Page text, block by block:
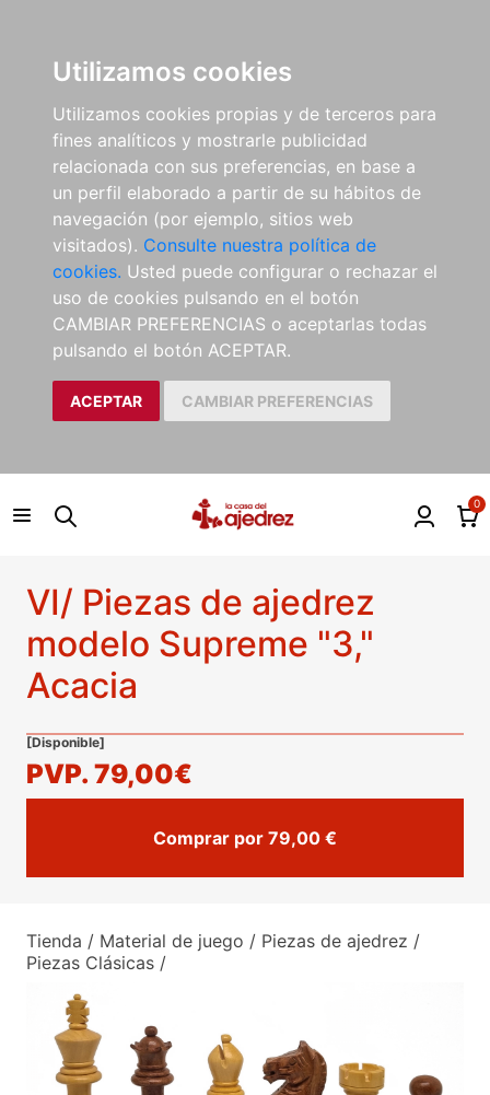
Utilizamos cookies
Utilizamos cookies propias y de terceros para
fines analíticos y mostrarle publicidad
relacionada con sus preferencias, en base a
un perfil elaborado a partir de su hábitos de
navegación (por ejemplo, sitios web
visitados). Consulte nuestra política de
cookies. Usted puede configurar o rechazar el
uso de cookies pulsando en el botón
CAMBIAR PREFERENCIAS o aceptarlas todas
pulsando el botón ACEPTAR.
ACEPTAR CAMBIAR PREFERENCIAS
0
Tienda / Material de juego / Piezas de ajedrez /
Piezas Clásicas /
VI/ Piezas de ajedrez
modelo Supreme "3,"
Acacia
[Disponible]
PVP. 79,00€
Comprar por 79,00 €